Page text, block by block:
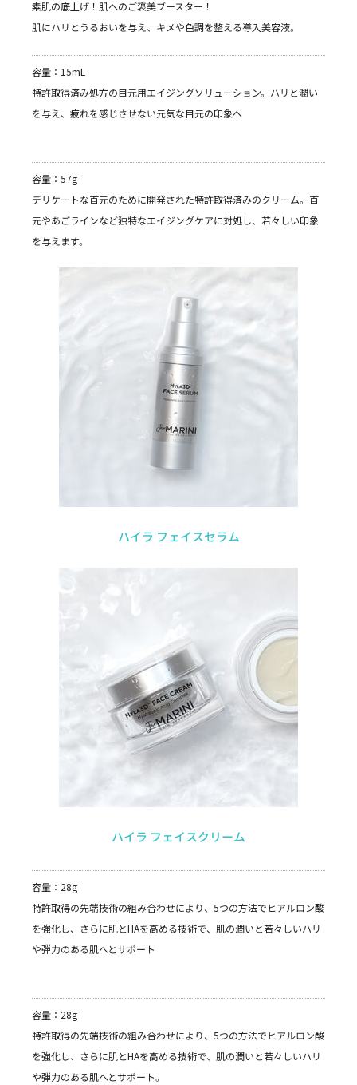
素肌の底上げ！肌へのご褒美ブースター！
肌にハリとうるおいを与え、キメや色調を整える導入美容液。
容量：15mL
特許取得済み処方の目元用エイジングソリューション。ハリと潤い
を与え、疲れを感じさせない元気な目元の印象へ
容量：57g
デリケートな首元のために開発された特許取得済みのクリーム。首
元やあごラインなど独特なエイジングケアに対処し、若々しい印象
を与えます。
ハイラ フェイスセラム
ハイラ フェイスクリーム
容量：28g
特許取得の先端技術の組み合わせにより、5つの方法でヒアルロン酸
を強化し、さらに肌とHAを高める技術で、肌の潤いと若々しいハリ
や弾力のある肌へとサポート
容量：28g
特許取得の先端技術の組み合わせにより、5つの方法でヒアルロン酸
を強化し、さらに肌とHAを高める技術で、肌の潤いと若々しいハリ
や弾力のある肌へとサポート。